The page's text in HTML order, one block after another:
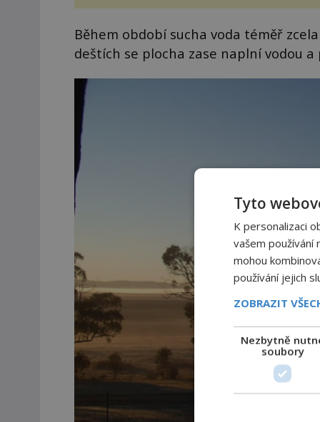
Během období sucha voda téměř
deštích se plocha zase naplní vodou
Tyto
K personalizaci
vašem používání
mohou
používání jejich
ZOBRAZIT
Nezbytně
soubory